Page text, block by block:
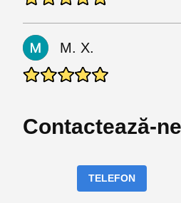
M. X.
Contactează-ne
TELEFON